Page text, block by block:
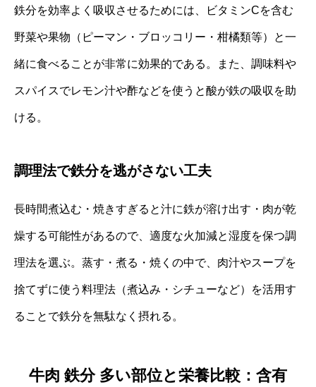
鉄分を効率よく吸収させるためには、ビタミンCを含む
野菜や果物（ピーマン・ブロッコリー・柑橘類等）と一
緒に食べることが非常に効果的である。また、調味料や
スパイスでレモン汁や酢などを使うと酸が鉄の吸収を助
ける。
調理法で鉄分を逃がさない工夫
長時間煮込む・焼きすぎると汁に鉄が溶け出す・肉が乾
燥する可能性があるので、適度な火加減と湿度を保つ調
理法を選ぶ。蒸す・煮る・焼くの中で、肉汁やスープを
捨てずに使う料理法（煮込み・シチューなど）を活用す
ることで鉄分を無駄なく摂れる。
牛肉 鉄分 多い部位と栄養比較：含有